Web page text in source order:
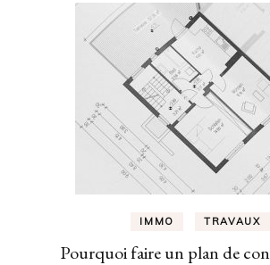
IMMO TRAVAUX
Pourquoi faire un plan de